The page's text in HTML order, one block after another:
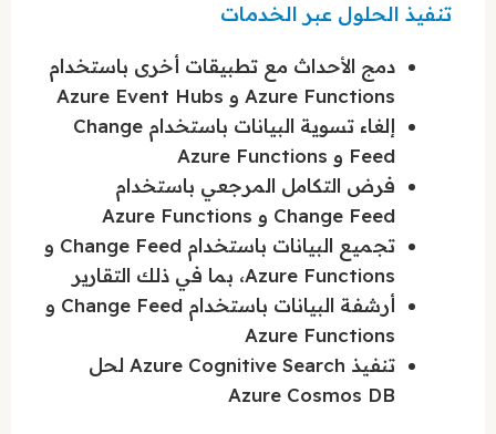
تنفيذ الحلول عبر الخدمات
دمج الأحداث مع تطبيقات أخرى باستخدام
Azure Functions و Azure Event Hubs
إلغاء تسوية البيانات باستخدام Change
Feed و Azure Functions
فرض التكامل المرجعي باستخدام
Change Feed و Azure Functions
تجميع البيانات باستخدام Change Feed و
Azure Functions، بما في ذلك التقارير
أرشفة البيانات باستخدام Change Feed و
Azure Functions
تنفيذ Azure Cognitive Search لحل
Azure Cosmos DB